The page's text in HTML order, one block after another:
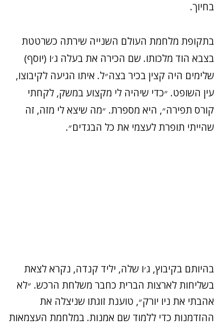
בחיוך.
בתקופת מלחמת העולם השנייה שירתה כשרטטת
בצבא הוד מלכותו. שם הכירה את בעלה ג׳ו (יוסף)
שלימים היה קצין בכיר בצה״ל. איתו הגיעה לקיבוצו,
עין השופט. ״כדי שיהיה לי מקצוע במשק, לקחתי
קורס תפירה״, היא מספרת. ״מה שיצא לי מזה, זה
שהייתי תופרת לעצמי את כל הבגדים״.
בהיותם בקיבוץ, ג׳ו שלה, יליד קנדה, נקרא לצאת
בשליחות לארצות הברית כחבר משלחת הרכש. ״לא
אהבתי את ניו יורק״, טוענת זוגתו שניצלה את
ההזדמנות כדי ללמוד שם אמנות. במלחמת העצמאות